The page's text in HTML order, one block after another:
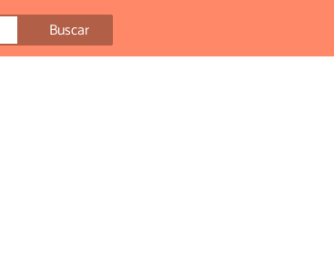
Buscar